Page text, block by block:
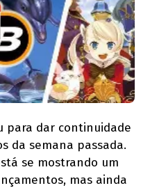
para dar continuidade
da semana passada.
se mostrando um
mas ainda